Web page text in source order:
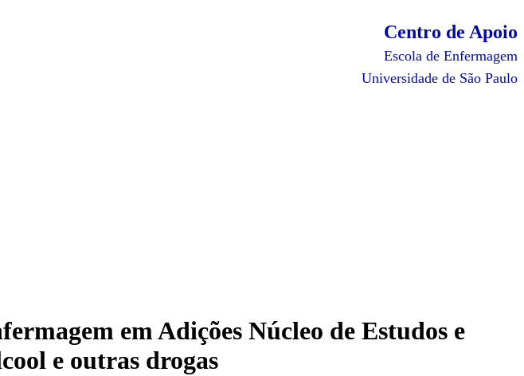
Centro de Apoio
Escola de Enfermagem
Universidade de São Paulo
em Adições Núcleo de Estudos e
e outras drogas